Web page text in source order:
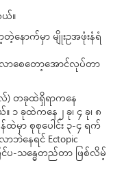
။
ောက်မှာ မျိုးဥအဖုံးနံရံ
ာစေတော့အောင်လုပ်တာ
ဆဲလ်) တခုထဲရှိရာကနေ
၁ ခုထဲကနေ ၂ ခု၊ ၄ ခု၊ ၈
ထဲမှာ စုစုပေါင်း ၃-၄ ရက်
ဘဲနေရင် Ectopic
ြင်ပ-သန္ဓေတည်တာ ဖြစ်လိမ့်